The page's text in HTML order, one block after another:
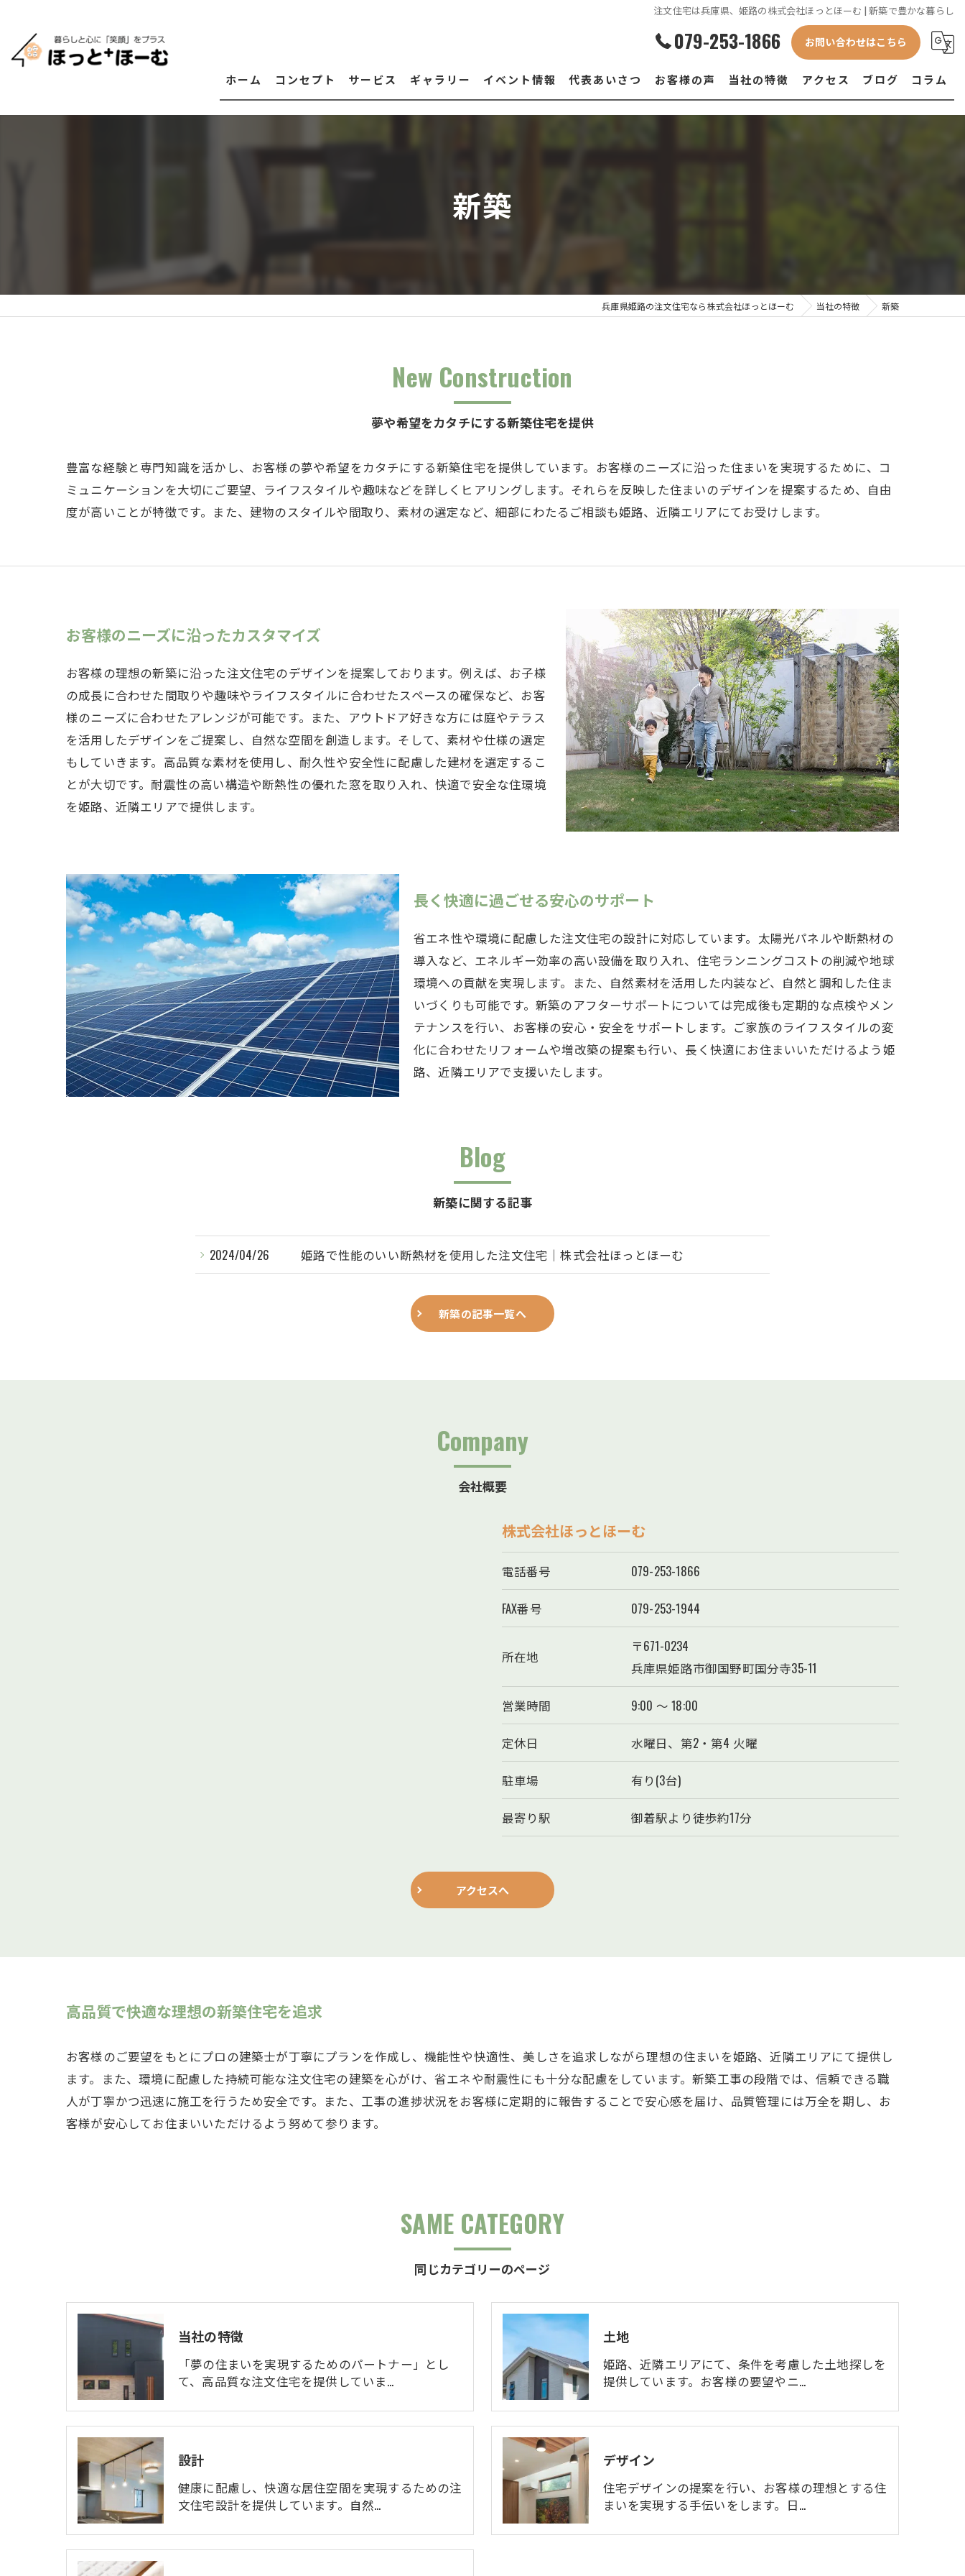
注文住宅は兵庫県、姫路の株式会社ほっとほーむ | 新築で豊かな暮らし
079-253-1866 お問い合わせはこちら
ホーム コンセプト サービス ギャラリー イベント情報 代表あいさつ お客様の声 当社の特徴 アクセス ブログ コラム
新築
兵庫県姫路の注文住宅なら株式会社ほっとほーむ 当社の特徴 新築
夢や希望をカタチにする新築住宅を提供
New Construction
豊富な経験と専門知識を活かし、お客様の夢や希望をカタチにする新築住宅を提供しています。お客様のニーズに沿った住まいを実現するために、コ
ミュニケーションを大切にご要望、ライフスタイルや趣味などを詳しくヒアリングします。それらを反映した住まいのデザインを提案するため、自由
度が高いことが特徴です。また、建物のスタイルや間取り、素材の選定など、細部にわたるご相談も姫路、近隣エリアにてお受けします。
お客様のニーズに沿ったカスタマイズ
お客様の理想の新築に沿った注文住宅のデザインを提案しております。例えば、お子様
の成長に合わせた間取りや趣味やライフスタイルに合わせたスペースの確保など、お客
様のニーズに合わせたアレンジが可能です。また、アウトドア好きな方には庭やテラス
を活用したデザインをご提案し、自然な空間を創造します。そして、素材や仕様の選定
もしていきます。高品質な素材を使用し、耐久性や安全性に配慮した建材を選定するこ
とが大切です。耐震性の高い構造や断熱性の優れた窓を取り入れ、快適で安全な住環境
を姫路、近隣エリアで提供します。
長く快適に過ごせる安心のサポート
省エネ性や環境に配慮した注文住宅の設計に対応しています。太陽光パネルや断熱材の
導入など、エネルギー効率の高い設備を取り入れ、住宅ランニングコストの削減や地球
環境への貢献を実現します。また、自然素材を活用した内装など、自然と調和した住ま
いづくりも可能です。新築のアフターサポートについては完成後も定期的な点検やメン
テナンスを行い、お客様の安心・安全をサポートします。ご家族のライフスタイルの変
化に合わせたリフォームや増改築の提案も行い、長く快適にお住まいいただけるよう姫
路、近隣エリアで支援いたします。
Blog
新築に関する記事
2024/04/26 姫路で性能のいい断熱材を使用した注文住宅｜株式会社ほっとほーむ
新築の記事一覧へ
会社概要
Company
株式会社ほっとほーむ
電話番号 079-253-1866
FAX番号 079-253-1944
所在地
〒671-0234
兵庫県姫路市御国野町国分寺35-11
営業時間 9:00 ～ 18:00
定休日 水曜日、第2・第4 火曜
駐車場 有り(3台)
最寄り駅 御着駅より徒歩約17分
アクセスへ
高品質で快適な理想の新築住宅を追求
お客様のご要望をもとにプロの建築士が丁寧にプランを作成し、機能性や快適性、美しさを追求しながら理想の住まいを姫路、近隣エリアにて提供し
ます。また、環境に配慮した持続可能な注文住宅の建築を心がけ、省エネや耐震性にも十分な配慮をしています。新築工事の段階では、信頼できる職
人が丁寧かつ迅速に施工を行うため安全です。また、工事の進捗状況をお客様に定期的に報告することで安心感を届け、品質管理には万全を期し、お
客様が安心してお住まいいただけるよう努めて参ります。
同じカテゴリーのページ
SAME CATEGORY
当社の特徴
「夢の住まいを実現するためのパートナー」とし
て、高品質な注文住宅を提供していま…
土地
姫路、近隣エリアにて、条件を考慮した土地探しを
提供しています。お客様の要望やニ…
設計
健康に配慮し、快適な居住空間を実現するための注
文住宅設計を提供しています。自然…
デザイン
住宅デザインの提案を行い、お客様の理想とする住
まいを実現する手伝いをします。日…